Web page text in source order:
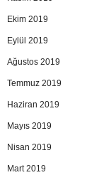
Ekim 2019
Eylül 2019
Ağustos 2019
Temmuz 2019
Haziran 2019
Mayıs 2019
Nisan 2019
Mart 2019